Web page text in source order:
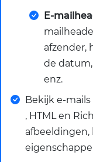
E-
afzender,
de
enz.
Bekijk e-
, HTML en
afbeeldingen,